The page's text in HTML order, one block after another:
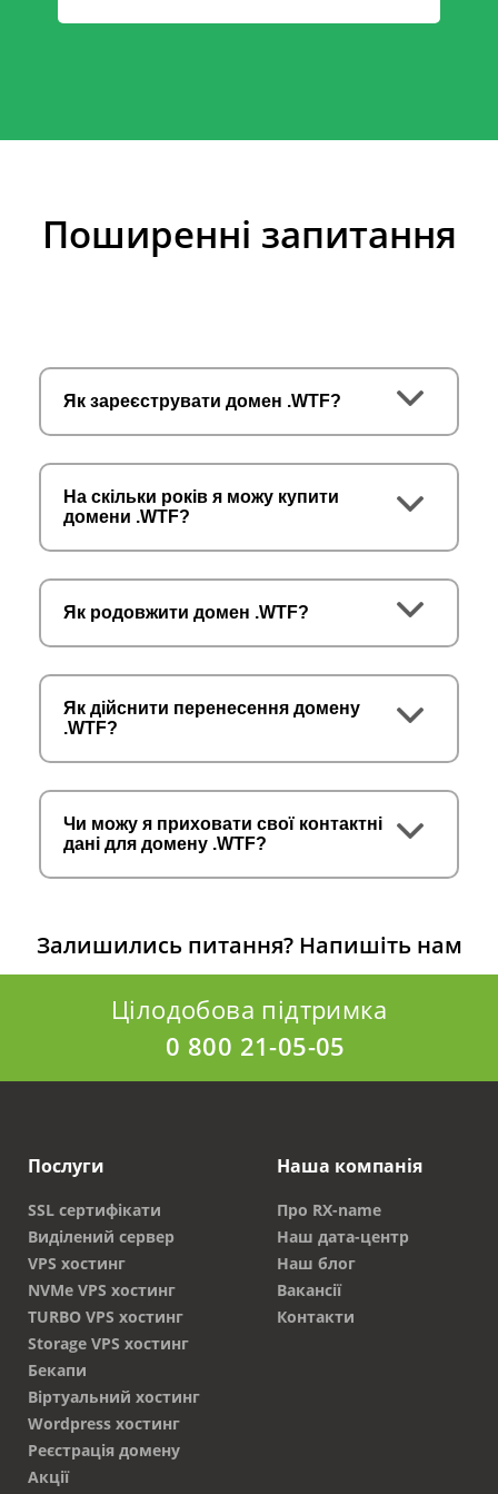
Поширенні запитання
Як зареєструвати домен .WTF?
На скільки років я можу купити
домени .WTF?
Як родовжити домен .WTF?
Як дійснити перенесення домену
.WTF?
Чи можу я приховати свої контактні
дані для домену .WTF?
Залишились питання? Напишіть нам
Цілодобова підтримка
0 800 21-05-05
Послуги
SSL сертифікати
Виділений сервер
VPS хостинг
NVMe VPS хостинг
TURBO VPS хостинг
Storage VPS хостинг
Бекапи
Віртуальний хостинг
Wordpress хостинг
Реєстрація домену
Акції
Наша компанія
Про RX-name
Наш дата-центр
Наш блог
Вакансії
Контакти